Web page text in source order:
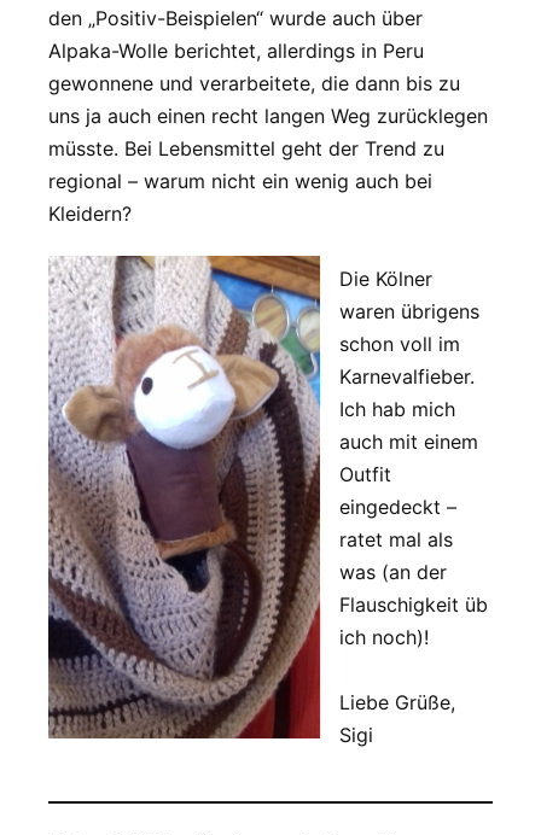
den „Positiv-Beispielen“ wurde auch über
Alpaka-Wolle berichtet, allerdings in Peru
gewonnene und verarbeitete, die dann bis zu
uns ja auch einen recht langen Weg zurücklegen
müsste. Bei Lebensmittel geht der Trend zu
regional – warum nicht ein wenig auch bei
Kleidern?
Die Kölner
waren übrigens
schon voll im
Karnevalfieber.
Ich hab mich
auch mit einem
Outfit
eingedeckt –
ratet mal als
was (an der
Flauschigkeit üb
ich noch)!
Liebe Grüße,
Sigi